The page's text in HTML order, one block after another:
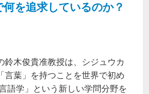
を追求しているのか？
鈴木俊貴准教授は、シジュウカ
言葉」を持つことを世界で初め
語学」という新しい学問分野を